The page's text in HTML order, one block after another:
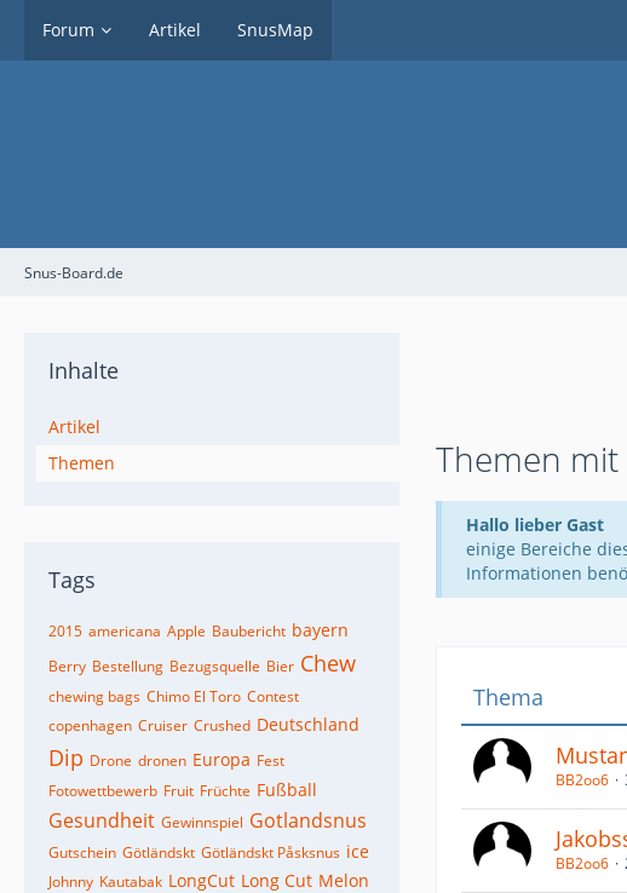
Forum Artikel SnusMap
Snus-Board.de
Inhalte
Artikel
Themen
Tags
2015 americana Apple Baubericht bayern
Berry Bestellung Bezugsquelle Bier Chew
chewing bags Chimo El Toro Contest
copenhagen Cruiser Crushed Deutschland
Dip Drone dronen Europa Fest
Fotowettbewerb Fruit Früchte Fußball
Gesundheit Gewinnspiel Gotlandsnus
Gutschein Götländskt Götländskt Påsksnus ice
Johnny Kautabak LongCut Long Cut Melon
Themen mit
Hallo lieber Gast
einige Bereiche
Informationen
Thema
BB2oo6
BB2oo6